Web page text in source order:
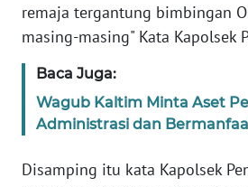
remaja tergantung bimbingan
masing-masing" Kata Kapolsek
Baca Juga:
Wagub Kaltim Minta Aset
Administrasi dan
Disamping itu kata Kapolsek
WN
PAPUA
WN
RIAU
WN